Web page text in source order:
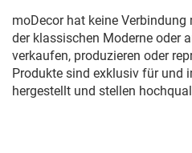
moDecor hat keine
der klassischen Moderne oder
verkaufen, produzieren oder
Produkte sind exklusiv für und
hergestellt und stellen